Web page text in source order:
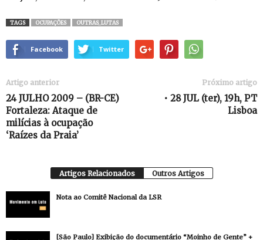
TAGS OCUPAÇÕES OUTRAS_LUTAS
Facebook Twitter
Artigo anterior
24 JULHO 2009 – (BR-CE)
Fortaleza: Ataque de
milícias à ocupação
‘Raízes da Praia’
Próximo artigo
• 28 JUL (ter), 19h, PT
Lisboa
Artigos Relacionados Outros Artigos
Nota ao Comitê Nacional da LSR
[São Paulo] Exibição do documentário “Moinho de Gente” +